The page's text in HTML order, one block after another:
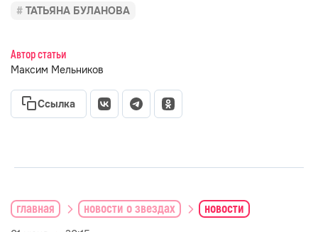
ТАТЬЯНА БУЛАНОВА
Автор статьи
Максим Мельников
Ссылка
главная новости о звездах новости